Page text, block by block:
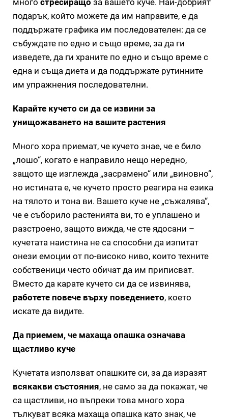
подарък, който можете да им направите, е да
поддържате графика им последователен: да се
събуждате по едно и също време, за да ги
изведете, да ги храните по едно и също време с
една и съща диета и да поддържате рутинните
им упражнения последователни.
Карайте кучето си да се извини за
унищожаването на вашите растения
Много хора приемат, че кучето знае, че е било
„лошо“, когато е направило нещо нередно,
защото ще изглежда „засрамено“ или „виновно“,
но истината е, че кучето просто реагира на езика
на тялото и тона ви. Вашето куче не „съжалява“,
че е съборило растенията ви, то е уплашено и
разстроено, защото вижда, че сте ядосани –
кучетата наистина не са способни да изпитат
онези емоции от по-високо ниво, които техните
собственици често обичат да им приписват.
Вместо да карате кучето си да се извинява,
работете повече върху поведението, което
искате да видите.
Да приемем, че махаща опашка означава
щастливо куче
Кучетата използват опашките си, за да изразят
всякакви състояния, не само за да покажат, че
са щастливи, но въпреки това много хора
тълкуват всяка махаща опашка като знак, че